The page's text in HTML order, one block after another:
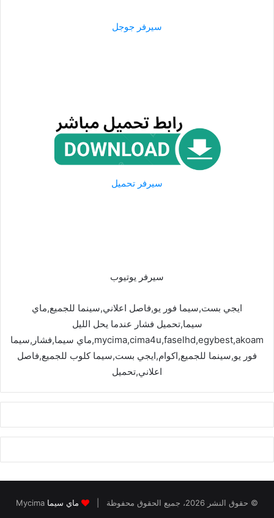
سيرفر جوجل
سيرفر تحميل
سيرفر يوتيوب
ايجي بست,سيما فور يو,فاصل اعلاني,سينما للجميع,ماي
سيما,تحميل فشار عندما يحل الليل
mycima,cima4u,faselhd,egybest,akoam,ماي سيما,فشار,سيما
فور يو,سينما للجميع,اكوام,ايجي بست,سيما كلوب للجميع,فاصل
اعلاني,تحميل
© حقوق النشر 2026، جميع الحقوق محفوظة | ماي سيما